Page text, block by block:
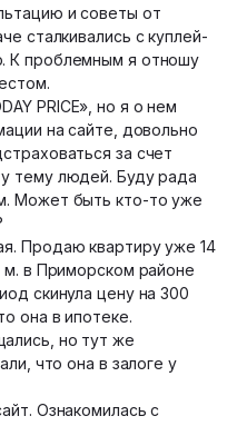
и советы от
сталкивались с куплей-
К проблемным я отношу
PRICE», но я о нем
на сайте, довольно
за счет
тему людей. Буду рада
Может быть кто-то уже
Продаю квартиру уже 14
в Приморском районе
скинула цену на 300
она в ипотеке.
но тут же
что она в залоге у
Ознакомилась с